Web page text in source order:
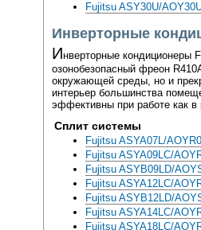
Fujitsu ASY30U/
Инверторные
Инверторные кондиционеры
озонобезопасный фреон
окружающей среды, но и
интерьер большинства
эффективны при работе как
Сплит системы
Fujitsu ASYA07L/
Fujitsu ASYA09LC/
Fujitsu ASYB09LD/
Fujitsu ASYA12LC/
Fujitsu ASYB12LD/
Fujitsu ASYA14LC/
Fujitsu ASYA18LC/